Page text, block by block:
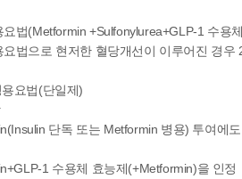
(Metformin +Sulfonylurea+GLP-1 수용
으로 현저한 혈당개선이 이루어진 경우
요법(단일제)
단독 또는 Metformin 병용) 투여에도
1 수용체 효능제(+Metformin)을 인정